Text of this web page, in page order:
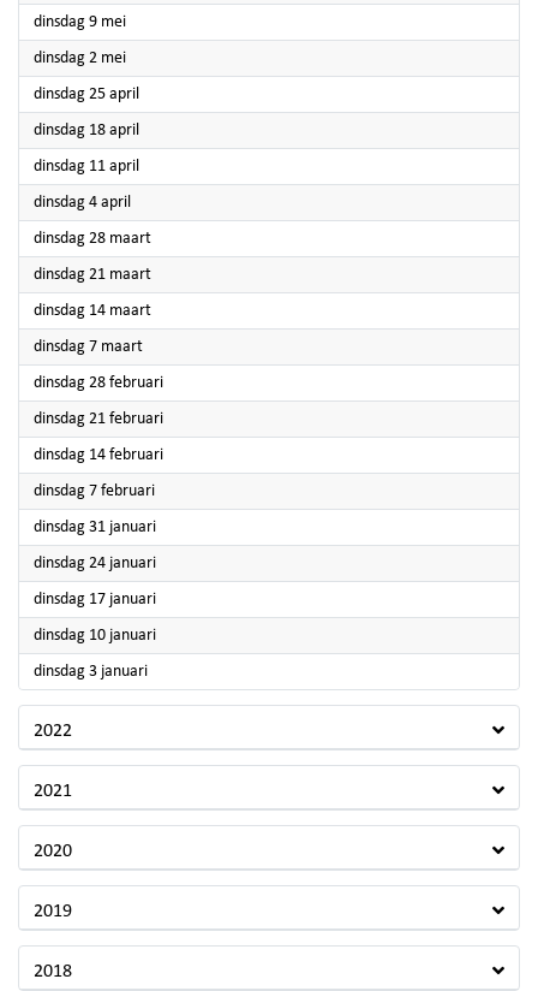
dinsdag 9 mei2023
dinsdag 2 mei2023
dinsdag 25 april
dinsdag 18 april
dinsdag 11 april
dinsdag 4 april
dinsdag 28 maart2023
dinsdag 21 maart2023
dinsdag 14 maart2023
dinsdag 7 maart2023
dinsdag 28 februari2023
dinsdag 21 februari2023
dinsdag 14 februari2023
dinsdag 7 februari2023
dinsdag 31 januari2023
dinsdag 24 januari2023
dinsdag 17 januari2023
dinsdag 10 januari2023
dinsdag 3 januari2023
2022
2021
2020
2019
2018